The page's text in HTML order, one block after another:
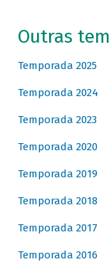
Outras
Temporada 2025
Temporada 2024
Temporada 2023
Temporada 2020
Temporada 2019
Temporada 2018
Temporada 2017
Temporada 2016